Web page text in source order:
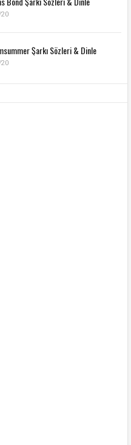
Şarkı Sözleri & Dinle